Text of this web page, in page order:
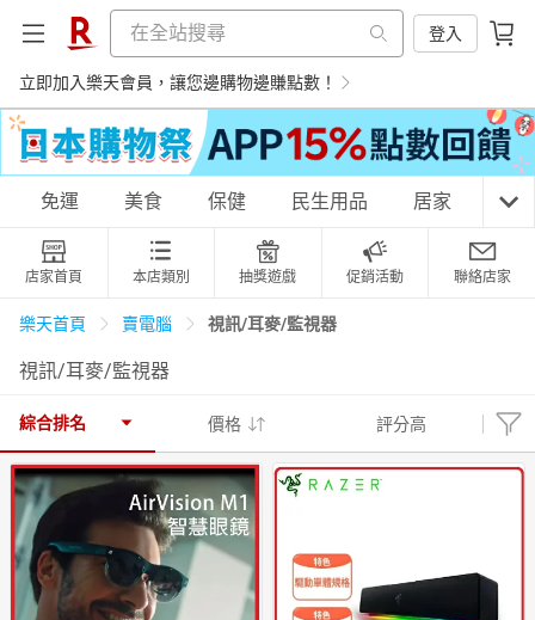
登入
立即加入樂天會員，讓您邊購物邊賺點數！
購物網分類
天天免運 美食蛋糕 養生保健
居家生活 3C家電 親子玩具
女裝 男裝
免運 美食 保健 民生用品 居家 3C
店家首頁 本店類別 抽獎遊戲 促銷活動 聯絡店家
樂天首頁 賣電腦 視訊/耳麥/監視器
視訊/耳麥/監視器
綜合排名 價格 評分高